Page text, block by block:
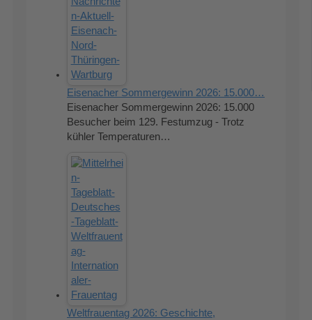
Eisenacher Sommergewinn 2026: 15.000…
Eisenacher Sommergewinn 2026: 15.000
Besucher beim 129. Festumzug - Trotz
kühler Temperaturen…
Weltfrauentag 2026: Geschichte,